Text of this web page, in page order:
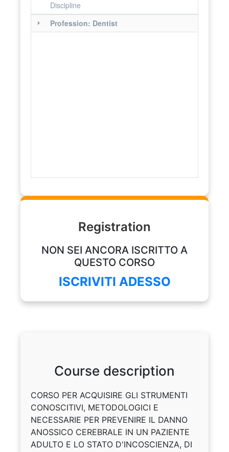
Discipline
Profession: Dentist
Registration
NON SEI ANCORA ISCRITTO A
QUESTO CORSO
ISCRIVITI ADESSO
Course description
CORSO PER ACQUISIRE GLI STRUMENTI
CONOSCITIVI, METODOLOGICI E
NECESSARIE PER PREVENIRE IL DANNO
ANOSSICO CEREBRALE IN UN PAZIENTE
ADULTO E LO STATO D'INCOSCIENZA, DI